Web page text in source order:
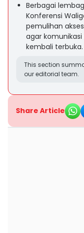
Berbagai
Konferensi
pemulihan
agar
kembali terbuka.
This section
our editorial team.
Share Article